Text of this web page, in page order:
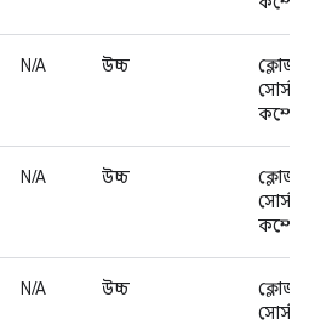
N/A উচ্চ
ক্লোজড
সোর্স
N/A উচ্চ
ক্লোজড
সোর্স
N/A উচ্চ
ক্লোজড
সোর্স